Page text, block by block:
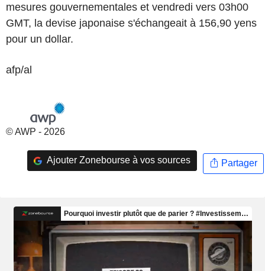
mesures gouvernementales et vendredi vers 03h00
GMT, la devise japonaise s'échangeait à 156,90 yens
pour un dollar.
afp/al
© AWP - 2026
Ajouter Zonebourse à vos sources Partager